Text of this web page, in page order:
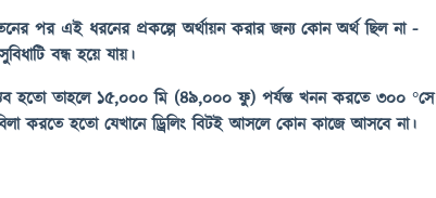
পর এই ধরনের প্রকল্পে অর্থায়ন করার জন্য কোন অর্থ ছিল না -
বন্ধ হয়ে যায়।
হতো তাহলে ১৫,০০০ মি (৪৯,০০০ ফু) পর্যন্ত খনন করতে ৩০০ °সে
করতে হতো যেখানে ড্রিলিং বিটই আসলে কোন কাজে আসবে না।